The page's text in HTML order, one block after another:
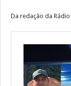
Da redação da